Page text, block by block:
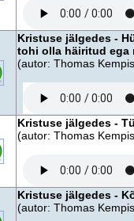
Kristuse jälgedes -
tohi olla häiritud ega
(autor: Thomas
Kristuse jälgedes -
(autor: Thomas
Kristuse jälgedes -
(autor: Thomas